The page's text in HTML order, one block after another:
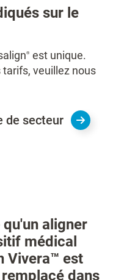
sur le
® est unique.
tarifs, veuillez nous
de secteur
aligner
médical​
Vivera™ est
dans